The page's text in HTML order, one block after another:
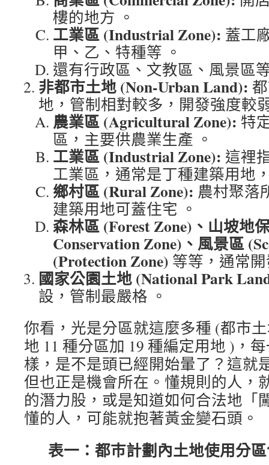
樓的地方 。
工業區 (Industrial Zone): 蓋工
甲、乙、特種等 。
還有行政區、文教區、風景區
非都市土地 (Non-Urban Land):
地，管制相對較多，開發強度較
農業區 (Agricultural Zone): 特
區，主要供農業生產 。
工業區 (Industrial Zone): 這裡
工業區，通常是丁種建築用地
鄉村區 (Rural Zone): 農村聚落
建築用地可蓋住宅 。
森林區 (Forest Zone)、山坡地
Conservation Zone)、風景區
(Protection Zone) 等等，通常
國家公園土地 (National Park
設，管制最嚴格 。
你看，光是分區就這麼多種 (都市
地 11 種分區加 19 種編定用地 )，
樣，是不是頭已經開始暈了？這就
但也正是機會所在。懂規則的人，
的潛力股，或是知道如何合法地「
懂的人，可能就抱著黃金變石頭。
表一：都巿計劃內土地使用分